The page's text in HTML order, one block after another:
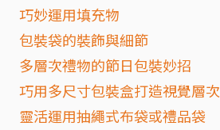
巧妙運用填充物
包裝袋的裝飾與細節
多層次禮物的節日包裝妙招
巧用多尺寸包裝盒打造視覺層次
靈活運用抽繩式布袋或禮品袋